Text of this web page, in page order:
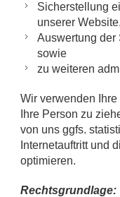
Sicherstellung
unserer Website,
Auswertung der
sowie
zu weiteren
Wir verwenden
Ihre Person zu
von uns ggfs.
Internetauftritt und
optimieren.
Rechtsgrundlage: